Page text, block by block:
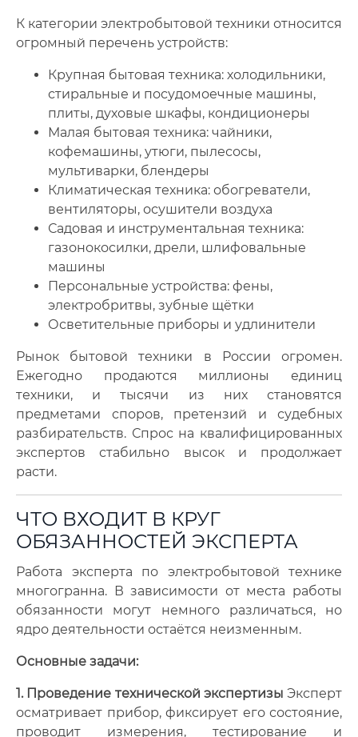
К категории электробытовой техники относится
огромный перечень устройств:
Крупная бытовая техника: холодильники,
стиральные и посудомоечные машины,
плиты, духовые шкафы, кондиционеры
Малая бытовая техника: чайники,
кофемашины, утюги, пылесосы,
мультиварки, блендеры
Климатическая техника: обогреватели,
вентиляторы, осушители воздуха
Садовая и инструментальная техника:
газонокосилки, дрели, шлифовальные
машины
Персональные устройства: фены,
электробритвы, зубные щётки
Осветительные приборы и удлинители
Рынок бытовой техники в России огромен.
Ежегодно продаются миллионы единиц
техники, и тысячи из них становятся
предметами споров, претензий и судебных
разбирательств. Спрос на квалифицированных
экспертов стабильно высок и продолжает
расти.
ЧТО ВХОДИТ В КРУГ
ОБЯЗАННОСТЕЙ ЭКСПЕРТА
Работа эксперта по электробытовой технике
многогранна. В зависимости от места работы
обязанности могут немного различаться, но
ядро деятельности остаётся неизменным.
Основные задачи:
1. Проведение технической экспертизы Эксперт
осматривает прибор, фиксирует его состояние,
проводит измерения, тестирование и